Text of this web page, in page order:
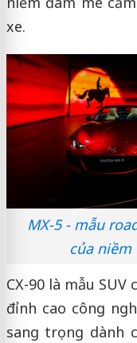
xe.
MX-5 - mẫu
của
CX-90 là mẫu
đỉnh cao công
sang trọng dành